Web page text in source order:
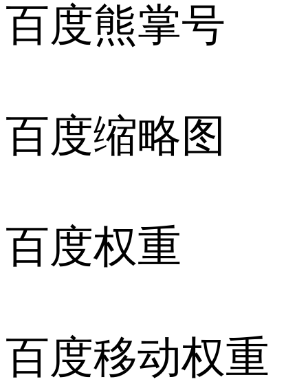
百度熊掌号
百度缩略图
百度权重
百度移动权重